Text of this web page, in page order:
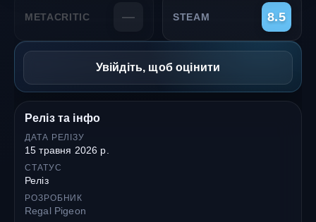
METACRITIC — STEAM 8.5
Увійдіть, щоб оцінити
Реліз та інфо
ДАТА РЕЛІЗУ
15 травня 2026 р.
СТАТУС
Реліз
РОЗРОБНИК
Regal Pigeon